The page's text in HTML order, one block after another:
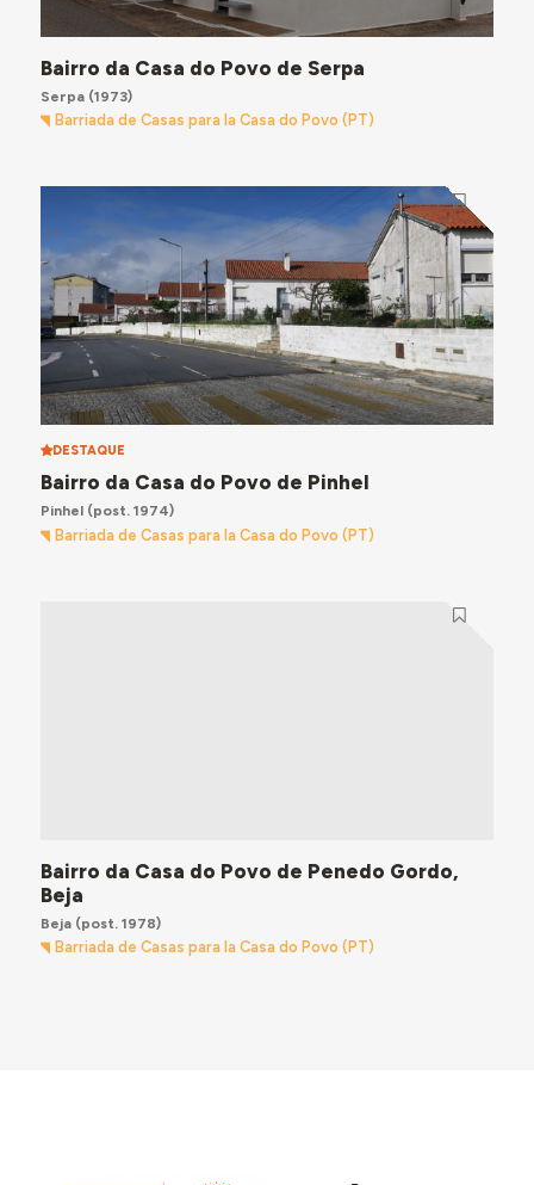
Bairro da Casa do Povo de Serpa
Serpa(1973)
Barriada de Casas para la Casa do Povo (PT)
DESTAQUE
Bairro da Casa do Povo de Pinhel
Pinhel(post. 1974)
Barriada de Casas para la Casa do Povo (PT)
Bairro da Casa do Povo de Penedo Gordo,
Beja
Beja(post. 1978)
Barriada de Casas para la Casa do Povo (PT)